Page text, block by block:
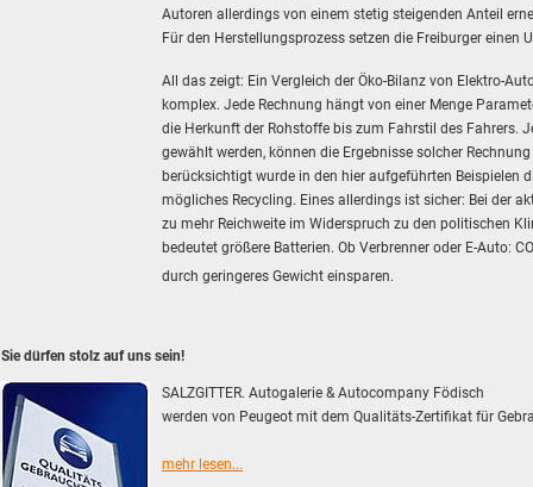
Autoren allerdings von einem stetig steigenden Anteil
Für den Herstellungsprozess setzen die Freiburger einen
All das zeigt: Ein Vergleich der Öko-Bilanz von Elektro-
komplex. Jede Rechnung hängt von einer Menge
die Herkunft der Rohstoffe bis zum Fahrstil des Fahrers.
gewählt werden, können die Ergebnisse solcher
berücksichtigt wurde in den hier aufgeführten Beispielen
mögliches Recycling. Eines allerdings ist sicher: Bei der
zu mehr Reichweite im Widerspruch zu den politischen
bedeutet größere Batterien. Ob Verbrenner oder E-Auto: CO
durch geringeres Gewicht einsparen.
Sie dürfen stolz auf uns sein!
SALZGITTER. Autogalerie & Autocompany Födisch
werden von Peugeot mit dem Qualitäts-Zertifikat für
mehr lesen...